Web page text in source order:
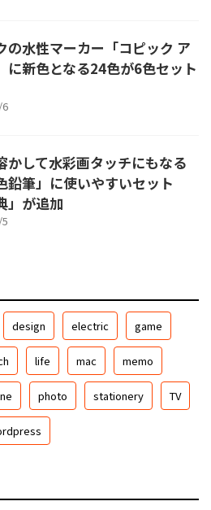
の水性マーカー「コピック ア
に新色となる24色が6色セット
かして水彩画タッチにもなる
鉛筆」に使いやすいセット
」が追加
design electric game
life mac memo
photo stationery TV